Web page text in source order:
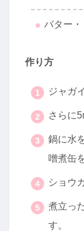
バター
作り方
ジャガ
さらに
鍋に水
噌煮缶
ショウ
煮立っ
す。